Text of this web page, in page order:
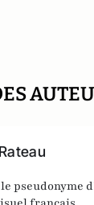
pseudonyme